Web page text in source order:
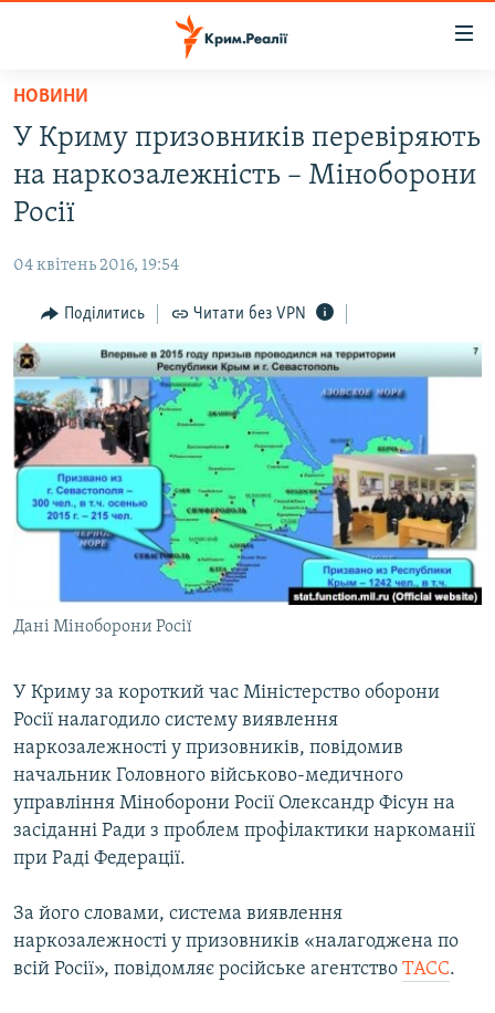
Перейти
основного
матеріалу
Перейти
до
основної
Перейти
пошуку
ВОДА.КРИМ
ВІДЕО ТА ФОТО
БЛОГИ
ПОГЛЯД
ІНТЕРВ'Ю
ВСЕ ЗА ДЕНЬ
СПЕЦПРОЕКТИ
ДЕПОРТАЦІЯ
ВІДЕОУРОКИ «ELIFBE»
СВІДЧЕННЯ ОКУПАЦІЇ
УКРАЇНСЬКА ПРОБЛЕМА КРИМУ
ІНФОГРАФІКА
ЯК ОБІЙТИ БЛОКУВАННЯ
Русский
ДОЛУЧАЙСЯ!
Усі сайти RFE/RL
НОВИНИ
У Криму призовників перевіряють
на наркозалежність – Міноборони
Росії
04 квітень 2016, 19:54
Поділитись Читати без VPN
Дані Міноборони Росії
У Криму за короткий час Міністерство оборони
Росії налагодило систему виявлення
наркозалежності у призовників, повідомив
начальник Головного військово-медичного
управління Міноборони Росії Олександр Фісун на
засіданні Ради з проблем профілактики наркоманії
при Раді Федерації.
За його словами, система виявлення
наркозалежності у призовників «налагоджена по
всій Росії», повідомляє російське агентство ТАСС.